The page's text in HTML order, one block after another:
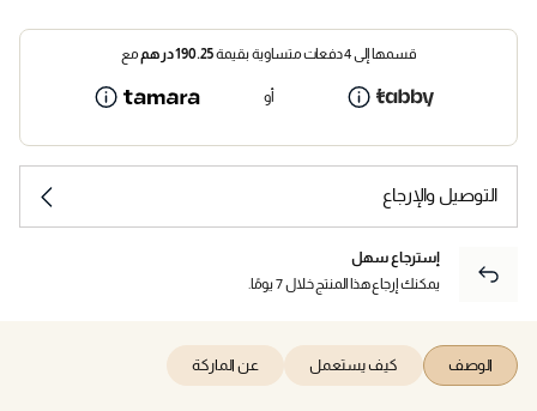
قسمها إلى 4 دفعات متساوية بقيمة 190.25درهممع
أو
التوصيل والإرجاع
إسترجاع سهل
يمكنك إرجاع هذا المنتج خلال 7 يومًا.
الوصف كيف يستعمل عن الماركة